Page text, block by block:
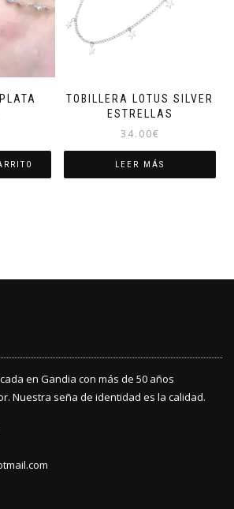
TOBILLERA LOTUS SILVER
ESTRELLAS
34.00€
LEER MÁS
en Gandia con más de 50 años
Nuestra seña de identidad es la calidad.